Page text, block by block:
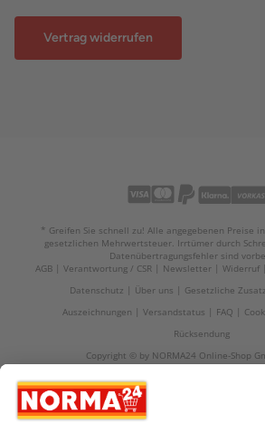
Vertrag widerrufen
* Greifen Sie schnell zu! Alle angegebenen Preise
gesetzlichen Mehrwertsteuer. Irrtümer durch
Datenübertragungsfehler sind
AGB
Verantwortung / CSR Newsletter Widerruf
Datenschutz
Über uns
Gesetzliche
Auszeichnungen
Versandstatus FAQ
Rücksendung
Copyright © by NORMA24 Online-Shop